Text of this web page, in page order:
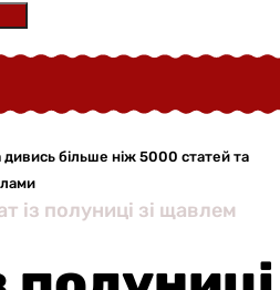
дивись більше ніж 5000 статей та
із полуниці зі щавлем